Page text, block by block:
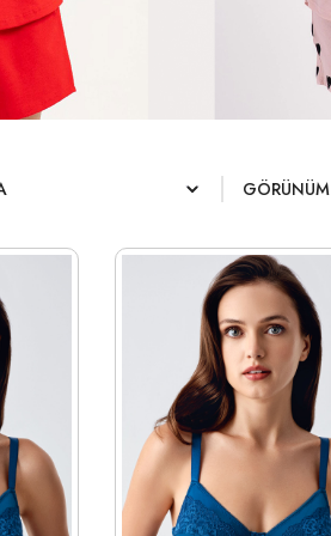
GÖRÜNÜM